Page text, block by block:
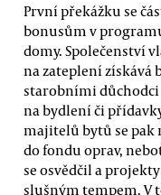
První překážku se
bonusům v
domy. Společenství
na zateplení získává
starobními
na bydlení či
majitelů bytů se pak
do fondu oprav,
se osvědčil a
slušným tempem. V